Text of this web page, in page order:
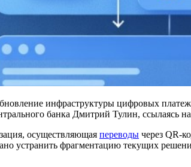
инфраструктуры цифровых
банка Дмитрий Тулин, ссылаясь
осуществляющая переводы через QR-
устранить фрагментацию текущих